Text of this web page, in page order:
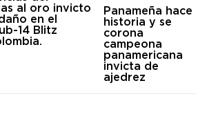
Panameña hace
historia y se
corona
campeona
panamericana
invicta de
ajedrez